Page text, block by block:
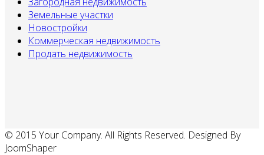
Земельные участки
Новостройки
Коммерческая недвижимость
Продать недвижимость
© 2015 Your Company. All Rights Reserved. Designed By
JoomShaper